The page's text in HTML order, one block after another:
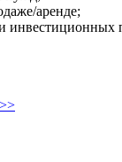
аренде;
инвестиционных